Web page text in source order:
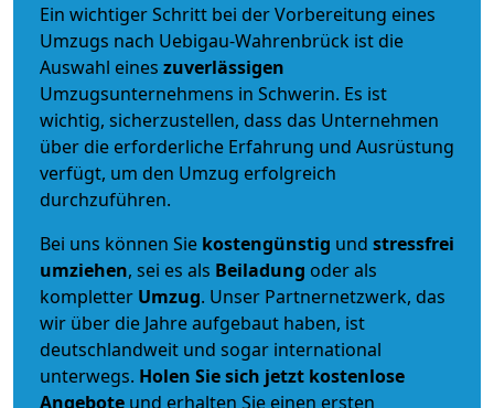
Ein wichtiger Schritt bei der Vorbereitung eines
Umzugs nach Uebigau-Wahrenbrück ist die
Auswahl eines zuverlässigen
Umzugsunternehmens in Schwerin. Es ist
wichtig, sicherzustellen, dass das Unternehmen
über die erforderliche Erfahrung und Ausrüstung
verfügt, um den Umzug erfolgreich
durchzuführen.
Bei uns können Sie kostengünstig und stressfrei
umziehen, sei es als Beiladung oder als
kompletter Umzug. Unser Partnernetzwerk, das
wir über die Jahre aufgebaut haben, ist
deutschlandweit und sogar international
unterwegs. Holen Sie sich jetzt kostenlose
Angebote und erhalten Sie einen ersten